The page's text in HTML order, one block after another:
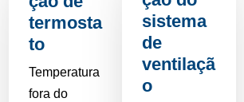
termosta
to
Temperatura
fora do
sistema
de
ventilaçã
o